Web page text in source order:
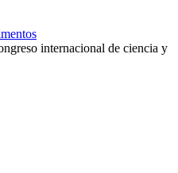
internacional de ciencia y